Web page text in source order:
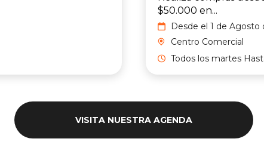
$50.000 en...
Desde el 1 de Agosto
2026 hasta el 15 de
Noviembre del 2026
Centro Comercial
Todos los martes
VISITA NUESTRA AGENDA